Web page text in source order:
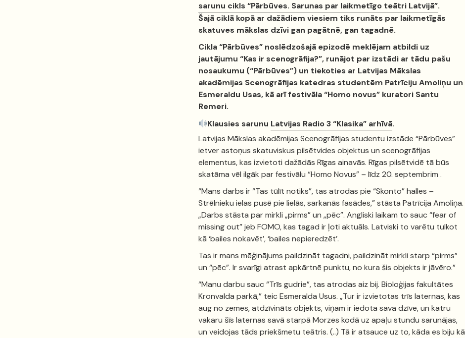
sarunu cikls “Pārbūves. Sarunas par laikmetīgo teātri Latvijā”.
Šajā ciklā kopā ar dažādiem viesiem tiks runāts par laikmetīgās
skatuves mākslas dzīvi gan pagātnē, gan tagadnē.
Cikla “Pārbūves” noslēdzošajā epizodē meklējam atbildi uz
jautājumu “Kas ir scenogrāfija?”, runājot par izstādi ar tādu pašu
nosaukumu (“Pārbūves”) un tiekoties ar Latvijas Mākslas
akadēmijas Scenogrāfijas katedras studentēm Patrīciju Amoliņu un
Esmeraldu Usas, kā arī festivāla “Homo novus” kuratori Santu
Remeri.
Klausies sarunu Latvijas Radio 3 “Klasika” arhīvā.
Latvijas Mākslas akadēmijas Scenogrāfijas studentu izstāde “Pārbūves”
ietver astoņus skatuviskus pilsētvides objektus un scenogrāfijas
elementus, kas izvietoti dažādās Rīgas ainavās. Rīgas pilsētvidē tā būs
skatāma vēl ilgāk par festivālu “Homo Novus” – līdz 20. septembrim .
“Mans darbs ir “Tas tūlīt notiks”, tas atrodas pie “Skonto” halles –
Strēlnieku ielas pusē pie lielās, sarkanās fasādes,” stāsta Patrīcija Amoliņa.
„Darbs stāsta par mirkli „pirms” un „pēc”. Angliski laikam to sauc “fear of
missing out” jeb FOMO, kas tagad ir ļoti aktuāls. Latviski to varētu tulkot
kā ‘bailes nokavēt’, ‘bailes nepieredzēt’.
Tas ir mans mēģinājums paildzināt tagadni, paildzināt mirkli starp “pirms”
un “pēc”. Ir svarīgi atrast apkārtnē punktu, no kura šis objekts ir jāvēro.”
“Manu darbu sauc “Trīs gudrie”, tas atrodas aiz bij. Bioloģijas fakultātes
Kronvalda parkā,” teic Esmeralda Usus. „Tur ir izvietotas trīs laternas, kas
aug no zemes, atdzīvināts objekts, viņam ir iedota sava dzīve, un katru
vakaru šīs laternas savā starpā Morzes kodā uz apaļu stundu sarunājas,
un veidojas tāds priekšmetu teātris. (..) Tā ir atsauce uz to, kāda es biju kā